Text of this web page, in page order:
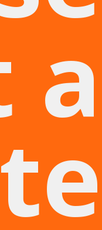
a